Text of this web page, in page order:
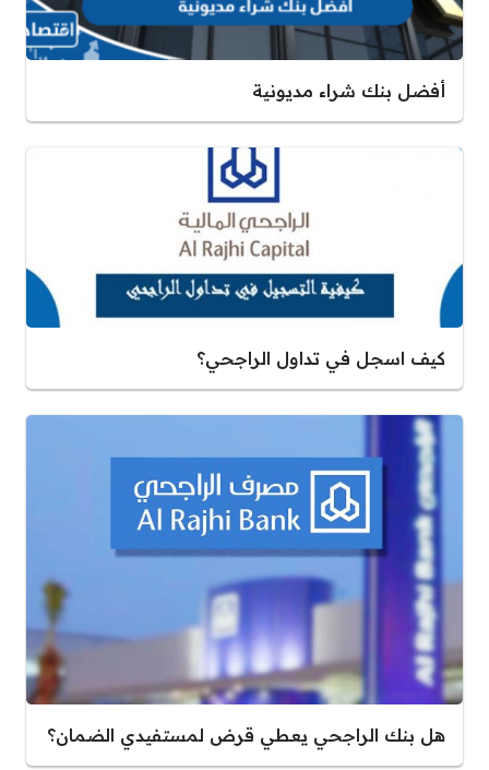
أفضل بنك شراء مديونية
كيف اسجل في تداول الراجحي؟
هل بنك الراجحي يعطي قرض لمستفيدي الضمان؟